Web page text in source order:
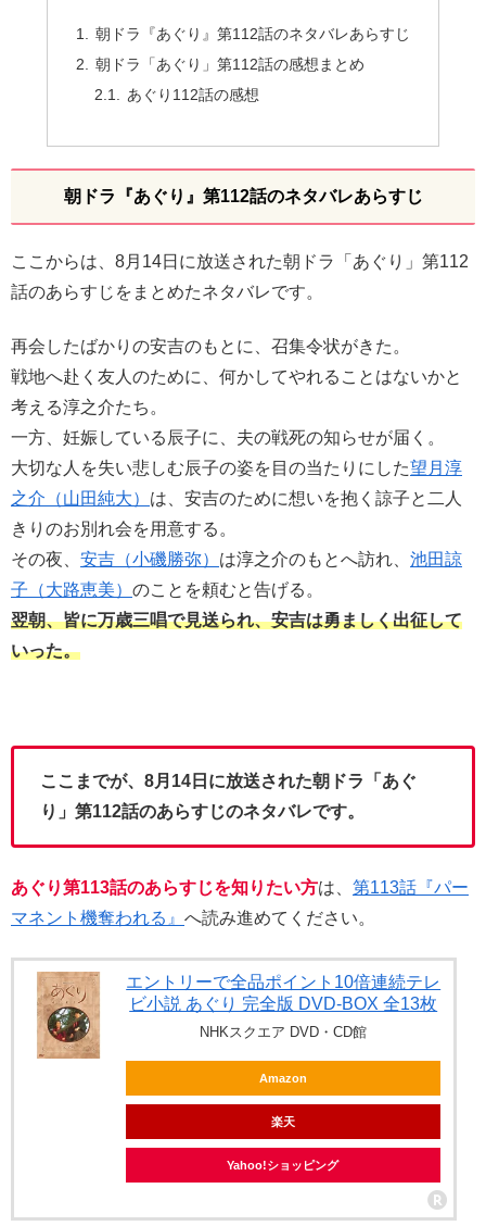
朝ドラ『あぐり』第112話のネタバレあらすじ
朝ドラ「あぐり」第112話の感想まとめ
あぐり112話の感想
朝ドラ『あぐり』第112話のネタバレあらすじ
ここからは、8月14日に放送された朝ドラ「あぐり」第112
話のあらすじをまとめたネタバレです。
再会したばかりの安吉のもとに、召集令状がきた。
戦地へ赴く友人のために、何かしてやれることはないかと
考える淳之介たち。
一方、妊娠している辰子に、夫の戦死の知らせが届く。
大切な人を失い悲しむ辰子の姿を目の当たりにした望月淳
之介（山田純大） は、安吉のために想いを抱く諒子と二人
きりのお別れ会を用意する。
その夜、 安吉（小磯勝弥） は淳之介のもとへ訪れ、 池田諒
子（大路恵美） のことを頼むと告げる。
翌朝、皆に万歳三唱で見送られ、安吉は勇ましく出征して
いった。
ここまでが、8月14日に放送された朝ドラ「あぐ
り」第112話のあらすじのネタバレです。
あぐり第113話のあらすじを知りたい方は、 第113話『パー
マネント機奪われる』 へ読み進めてください。
エントリーで全品ポイント10倍連続テレ
ビ小説 あぐり 完全版 DVD-BOX 全13枚
NHKスクエア DVD・CD館
Amazon
楽天
Yahoo!ショッピング